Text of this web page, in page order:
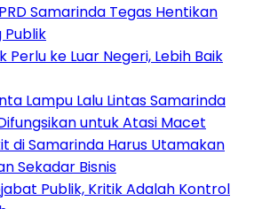
Samarinda Tegas Hentikan
Publik
Perlu ke Luar Negeri, Lebih Baik
Lampu Lalu Lintas Samarinda
untuk Atasi Macet
di Samarinda Harus Utamakan
Sekadar Bisnis
Publik, Kritik Adalah Kontrol